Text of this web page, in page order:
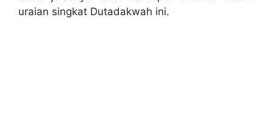
uraian singkat Dutadakwah ini.